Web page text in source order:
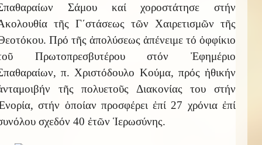
Σάμου καί χοροστάτησε στήν
τῆς Γ΄στάσεως τῶν Χαιρετισμῶν τῆς
Πρό τῆς ἀπολύσεως ἀπένειμε τό ὀφφίκιο
Πρωτοπρεσβυτέρου στόν Ἐφημέριο
π. Χριστόδουλο Κούμα, πρός ἠθικήν
τῆς πολυετοῦς Διακονίας του στήν
στήν ὁποίαν προσφέρει ἐπί 27 χρόνια ἐπί
σχεδόν 40 ἐτῶν Ἱερωσύνης.